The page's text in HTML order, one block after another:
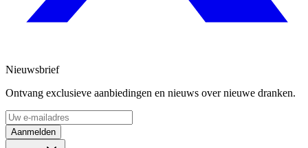
Nieuwsbrief
Ontvang exclusieve aanbiedingen en nieuws over nieuwe dranken.
Aanmelden